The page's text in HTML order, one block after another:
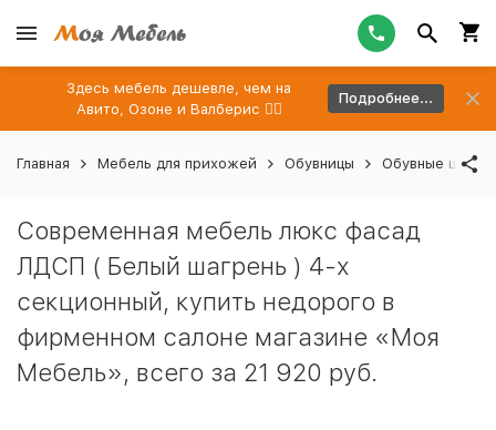
Здесь мебель дешевле, чем на
Авито, Озоне и Валберис 👉🏻
Подробнее...
Главная Мебель для прихожей Обувницы Обувные
Современная мебель люкс фасад
ЛДСП ( Белый шагрень ) 4-х
секционный, купить недорого в
фирменном салоне магазине «Моя
Мебель», всего за 21 920 руб.